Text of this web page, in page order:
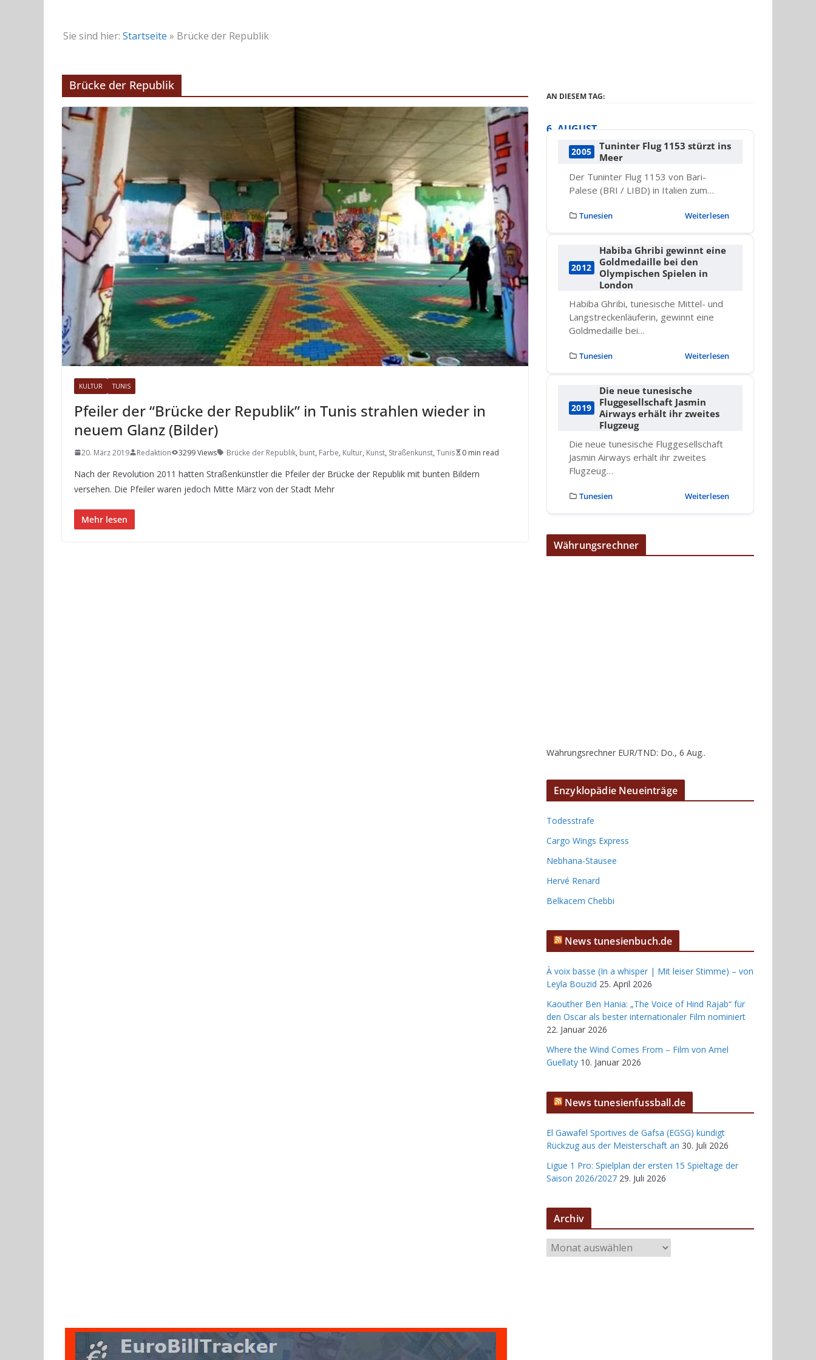
Sie sind hier: Startseite » Brücke der Republik
Brücke der Republik
KULTUR TUNIS
Pfeiler der “Brücke der Republik” in Tunis strahlen wieder in
neuem Glanz (Bilder)
20. März 2019 Redaktion 3299 Views Brücke der Republik, bunt, Farbe, Kultur, Kunst, Straßenkunst, Tunis 0 min read
Nach der Revolution 2011 hatten Straßenkünstler die Pfeiler der Brücke der Republik mit bunten Bildern
versehen. Die Pfeiler waren jedoch Mitte März von der Stadt Mehr
Mehr lesen
AN DIESEM TAG:
6. AUGUST
2005
Tuninter Flug 1153 stürzt ins
Meer
Der Tuninter Flug 1153 von Bari-
Palese (BRI / LIBD) in Italien zum…
Tunesien Weiterlesen
2012
Habiba Ghribi gewinnt eine
Goldmedaille bei den
Olympischen Spielen in
London
Habiba Ghribi, tunesische Mittel- und
Langstreckenläuferin, gewinnt eine
Goldmedaille bei…
Tunesien Weiterlesen
2019
Die neue tunesische
Fluggesellschaft Jasmin
Airways erhält ihr zweites
Flugzeug
Die neue tunesische Fluggesellschaft
Jasmin Airways erhält ihr zweites
Flugzeug…
Tunesien Weiterlesen
Währungsrechner
Währungsrechner EUR/TND: Do., 6 Aug..
Enzyklopädie Neueinträge
Todesstrafe
Cargo Wings Express
Nebhana-Stausee
Hervé Renard
Belkacem Chebbi
News tunesienbuch.de
À voix basse (In a whisper | Mit leiser Stimme) – von
Leyla Bouzid 25. April 2026
Kaouther Ben Hania: „The Voice of Hind Rajab“ für
den Oscar als bester internationaler Film nominiert
22. Januar 2026
Where the Wind Comes From – Film von Amel
Guellaty 10. Januar 2026
News tunesienfussball.de
El Gawafel Sportives de Gafsa (EGSG) kündigt
Rückzug aus der Meisterschaft an 30. Juli 2026
Ligue 1 Pro: Spielplan der ersten 15 Spieltage der
Saison 2026/2027 29. Juli 2026
Archiv
r